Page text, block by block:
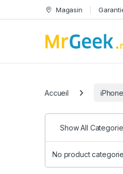
Skip to navigation
Skip to content Magasin
Accueil iPhone
Show All
No product